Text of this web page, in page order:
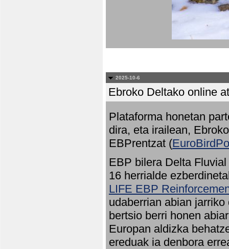
2025-10-6
Ebroko Deltako online
Plataforma honetan
dira, eta irailean,
EBPrentzat (
EBP bilera Delta
16 herrialde
LIFE EBP
udaberrian abian
bertsio berri honen
Europan aldizka
ereduak ia denbora